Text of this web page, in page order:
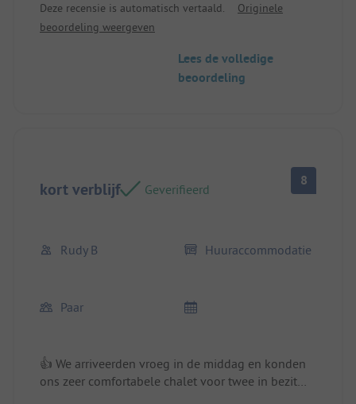
Plaats/Huuraccommodatie: Zeer groot voor 4.
Deze recensie is automatisch vertaald.
Originele
beoordeling weergeven
Lees de volledige
beoordeling
kort verblijf Geverifieerd
8
Rudy B Huuraccommodatie
Paar
👍 We arriveerden vroeg in de middag en konden
ons zeer comfortabele chalet voor twee in bezit